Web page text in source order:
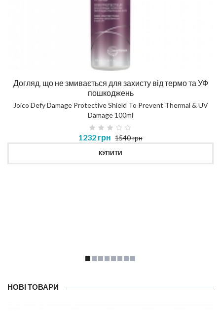
Догляд, що не змивається для захисту від термо та УФ
пошкоджень
Joico Defy Damage Protective Shield To Prevent Thermal & UV
Damage 100ml
1232 грн 1540 грн
КУПИТИ
НОВІ ТОВАРИ